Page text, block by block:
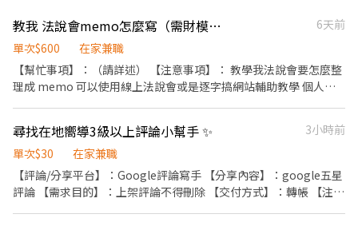
教我 法說會memo怎麼寫（需財模能力
6天前
單次$600
在家兼職
【幫忙事項】：（請詳述） 【注意事項】： 教學我法說會要怎麼整
理成 memo 可以使用線上法說會或是逐字搞網站輔助教學 個人希
尋找在地嚮導3級以上評論小幫手 ✨
3小時前
單次$30
在家兼職
【評論/分享平台】：Google評論寫手 【分享內容】：google五星
評論 【需求目的】：上架評論不得刪除 【交付方式】：轉帳 【注意